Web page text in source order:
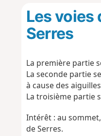
Les voies
Serres
La première partie
La seconde partie
à cause des
La troisième partie
Intérêt : au
de Serres.